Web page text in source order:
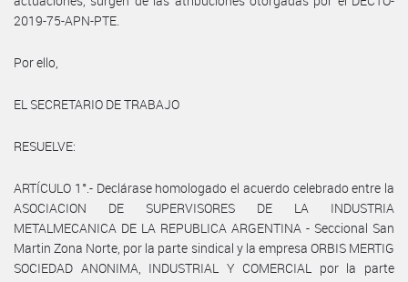
2019-75-APN-PTE.
Por ello,
EL SECRETARIO DE TRABAJO
RESUELVE:
ARTÍCULO 1°.- Declárase homologado el acuerdo celebrado entre la
ASOCIACION DE SUPERVISORES DE LA INDUSTRIA
METALMECANICA DE LA REPUBLICA ARGENTINA - Seccional San
Martin Zona Norte, por la parte sindical y la empresa ORBIS MERTIG
SOCIEDAD ANONIMA, INDUSTRIAL Y COMERCIAL por la parte